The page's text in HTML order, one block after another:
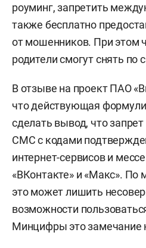
роуминг, запретить
также бесплатно
от мошенников. При этом
родители смогут снять по
В отзыве на проект ПАО
что действующая
сделать вывод, что
СМС с кодами
интернет-сервисов и
«ВКонтакте» и «Макс». По
это может лишить
возможности
Минцифры это замечание